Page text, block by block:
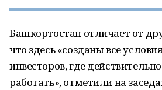
Башкортостан отличает от
что здесь «созданы все
инвесторов, где
работать», отметили на